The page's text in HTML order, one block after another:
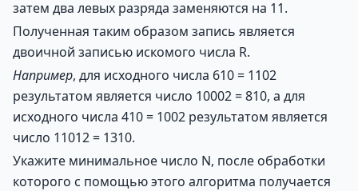
затем два левых разряда заменяются на 11.
Полученная таким образом запись является
двоичной записью искомого числа R.
Например, для исходного числа 610 = 1102
результатом является число 10002 = 810, а для
исходного числа 410 = 1002 результатом является
число 11012 = 1310.
Укажите минимальное число N, после обработки
которого с помощью этого алгоритма получается